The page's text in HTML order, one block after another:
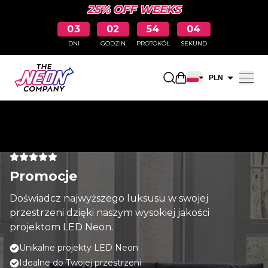
25% OFF WEEKS
03
DNI
02
GODZIN
54
PROTOKÓŁ
04
SEKUND
Otwarty koszyk na
PLN
Promocje
Doświadcz najwyższego luksusu w swojej
przestrzeni dzięki naszym wysokiej jakości
projektom LED Neon.
Unikalne projekty LED Neon
Idealne do Twojej przestrzeni